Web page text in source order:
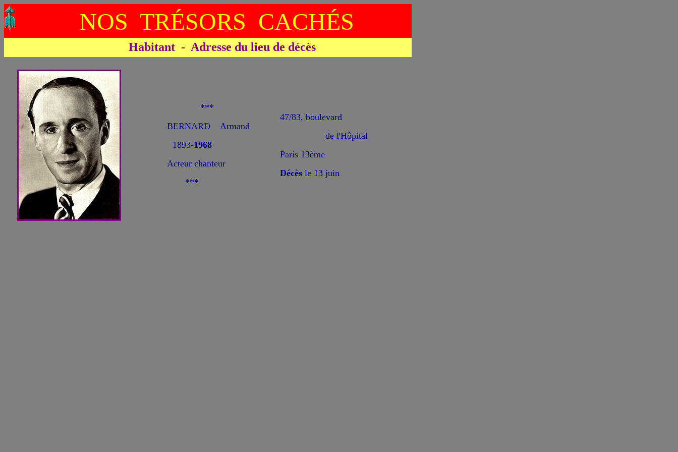
NOS TRÉSORS CACHÉS
Habitant - Adresse du lieu de décès
***
BERNARD Armand
1893-1968
Acteur chanteur
***
47/83, boulevard
de l'Hôpital
Paris 13ème
Décès le 13 juin